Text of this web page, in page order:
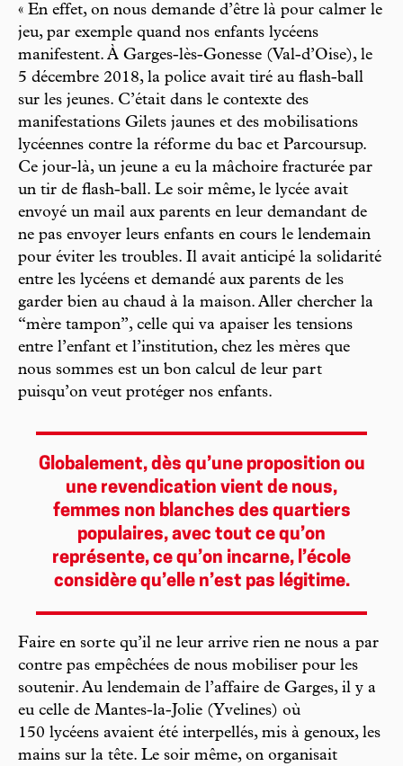
« En effet, on nous demande d’être là pour calmer le
jeu, par exemple quand nos enfants lycéens
manifestent. À Garges-lès-Gonesse (Val-d’Oise), le
5 décembre 2018, la police avait tiré au flash-ball
sur les jeunes. C’était dans le contexte des
manifestations Gilets jaunes et des mobilisations
lycéennes contre la réforme du bac et Parcoursup.
Ce jour-là, un jeune a eu la mâchoire fracturée par
un tir de flash-ball. Le soir même, le lycée avait
envoyé un mail aux parents en leur demandant de
ne pas envoyer leurs enfants en cours le lendemain
pour éviter les troubles. Il avait anticipé la solidarité
entre les lycéens et demandé aux parents de les
garder bien au chaud à la maison. Aller chercher la
“mère tampon”, celle qui va apaiser les tensions
entre l’enfant et l’institution, chez les mères que
nous sommes est un bon calcul de leur part
puisqu’on veut protéger nos enfants.
Globalement, dès qu’une proposition ou
une revendication vient de nous,
femmes non blanches des quartiers
populaires, avec tout ce qu’on
représente, ce qu’on incarne, l’école
considère qu’elle n’est pas légitime.
Faire en sorte qu’il ne leur arrive rien ne nous a par
contre pas empêchées de nous mobiliser pour les
soutenir. Au lendemain de l’affaire de Garges, il y a
eu celle de Mantes-la-Jolie (Yvelines) où
150 lycéens avaient été interpellés, mis à genoux, les
mains sur la tête. Le soir même, on organisait